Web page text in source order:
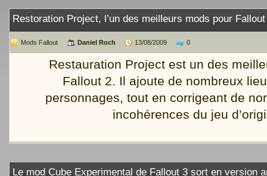
Restoration Project, l’un des meilleurs mods pour
Mods Fallout Daniel Roch 13/08/2009 0
Restauration Project est un des
Fallout 2. Il ajoute de nombreux
personnages, tout en corrigeant de
incohérences du jeu
Le mod Cube Experimental de Fallout 3 sort en version